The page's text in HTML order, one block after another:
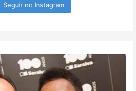
Seguir no Instagram